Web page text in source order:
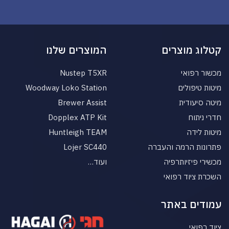
קטלוג מוצרים
מכשור רפואי
מיטות טיפולים
מיטה סיעודית
חדרי ניתוח
מיטות לידה
פתרונות הרמה והעברה
מכשירי פיזיותרפיה
השכרת ציוד רפואי
המוצרים שלנו
Nustep T5XR
Woodway Loko Station
Brewer Assist
Dopplex ATP Kit
Huntleigh TEAM
Lojer SC440
ועוד…
עמודים באתר